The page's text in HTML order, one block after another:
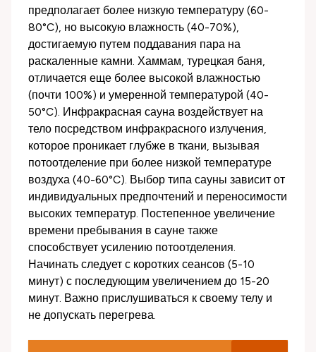
предполагает более низкую температуру (60-
80°C), но высокую влажность (40-70%),
достигаемую путем поддавания пара на
раскаленные камни. Хаммам, турецкая баня,
отличается еще более высокой влажностью
(почти 100%) и умеренной температурой (40-
50°C). Инфракрасная сауна воздействует на
тело посредством инфракрасного излучения,
которое проникает глубже в ткани, вызывая
потоотделение при более низкой температуре
воздуха (40-60°C). Выбор типа сауны зависит от
индивидуальных предпочтений и переносимости
высоких температур. Постепенное увеличение
времени пребывания в сауне также
способствует усилению потоотделения.
Начинать следует с коротких сеансов (5-10
минут) с последующим увеличением до 15-20
минут. Важно прислушиваться к своему телу и
не допускать перегрева.